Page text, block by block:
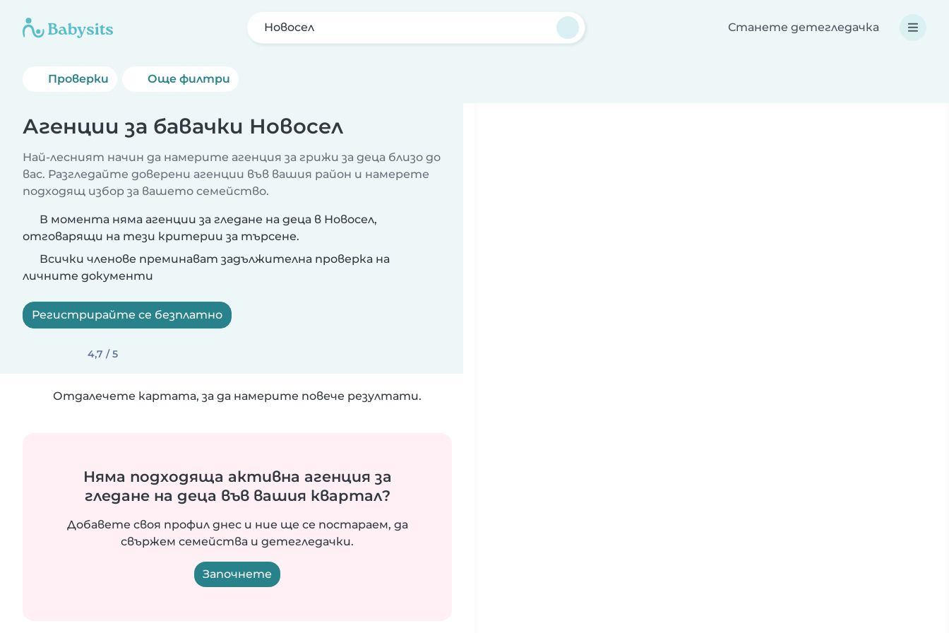
Новосел Станете детегледачка
Проверки Още филтри
Агенции за бавачки Новосел
Най-лесният начин да намерите агенция за грижи за деца близо до
вас. Разгледайте доверени агенции във вашия район и намерете
подходящ избор за вашето семейство.
В момента няма агенции за гледане на деца в Новосел,
отговарящи на тези критерии за търсене.
Всички членове преминават задължителна проверка на
личните документи
Регистрирайте се безплатно
4,7 / 5
Отдалечете картата, за да намерите повече резултати.
Няма подходяща активна агенция за
гледане на деца във вашия квартал?
Добавете своя профил днес и ние ще се постараем, да
свържем семейства и детегледачки.
Започнете